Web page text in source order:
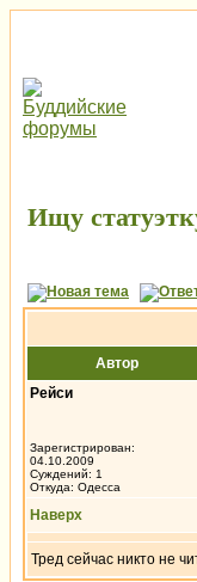
Ищу
Автор
Рейси
Зарегистрирован:
04.10.2009
Суждений: 1
Откуда: Одесса
Наверх
Тред сейчас никто не